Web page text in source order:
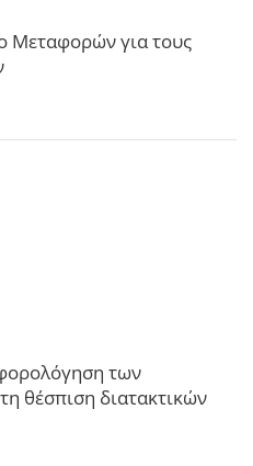
Μεταφορών για τους
των
θέσπιση διατακτικών